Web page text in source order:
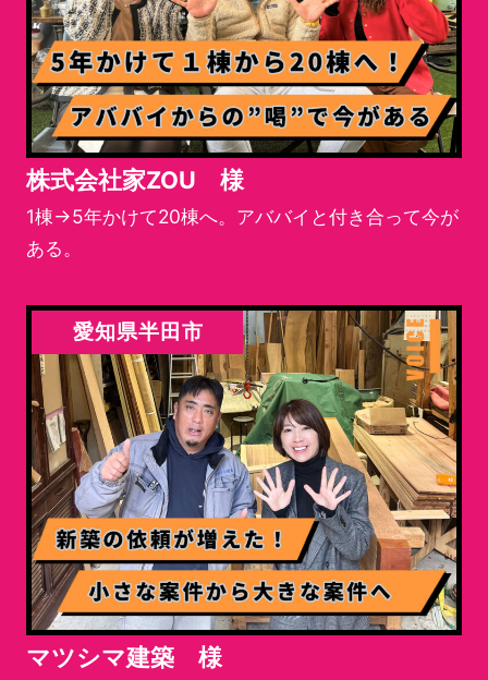
株式会社家ZOU 様
1棟→5年かけて20棟へ。アババイと付き合って今が
ある。
愛知県半田市
マツシマ建築 様